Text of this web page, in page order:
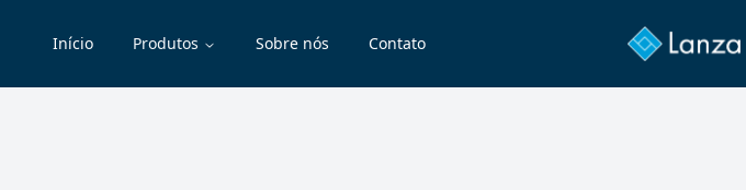
Início Produtos Sobre nós Contato